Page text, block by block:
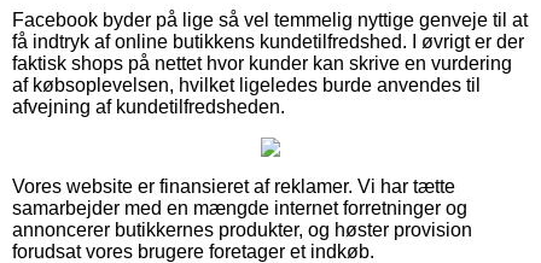
Facebook byder på lige så vel temmelig nyttige genveje til at
få indtryk af online butikkens kundetilfredshed. I øvrigt er der
faktisk shops på nettet hvor kunder kan skrive en vurdering
af købsoplevelsen, hvilket ligeledes burde anvendes til
afvejning af kundetilfredsheden.
Vores website er finansieret af reklamer. Vi har tætte
samarbejder med en mængde internet forretninger og
annoncerer butikkernes produkter, og høster provision
forudsat vores brugere foretager et indkøb.